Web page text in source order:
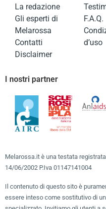
La redazione
Gli esperti di
Melarossa
Contatti
Disclaimer
F.A.Q.
d’uso
I nostri partner
Melarossa.it è una testata
14/06/2002 P.Iva 01147141004
Il contenuto di questo sito è
essere inteso come sostitutivo di